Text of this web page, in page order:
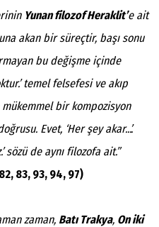
Yunan filozof Heraklit’e ait
akan bir süreçtir, başı sonu
bu değişme içinde
temel felsefesi ve akıp
bir kompozisyon
Evet, ‘Her şey akar...’.
sözü de aynı filozofa ait.”
83, 93, 94, 97)
zaman, Batı Trakya, On iki